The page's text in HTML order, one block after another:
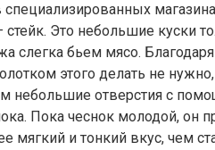
стейк. Это небольшие куски
слегка бьем мясо.
этого делать не
небольшие отверстия с
Пока чеснок молодой, он
мягкий и тонкий вкус, чем